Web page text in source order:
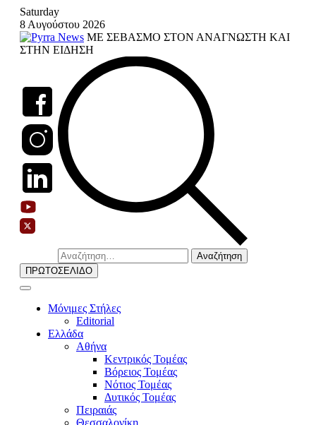
Skip
content
Saturday
8 Αυγούστου 2026
ΜΕ ΣΕΒΑΣΜΟ ΣΤΟΝ ΑΝΑΓΝΩΣΤΗ ΚΑΙ
ΣΤΗΝ ΕΙΔΗΣΗ
Αναζήτηση
για:
ΠΡΩΤΟΣΕΛΙΔΟ
Μόνιμες Στήλες
Editorial
Ελλάδα
Αθήνα
Κεντρικός Τομέας
Βόρειος Τομέας
Νότιος Τομέας
Δυτικός Τομέας
Πειραιάς
Θεσσαλονίκη